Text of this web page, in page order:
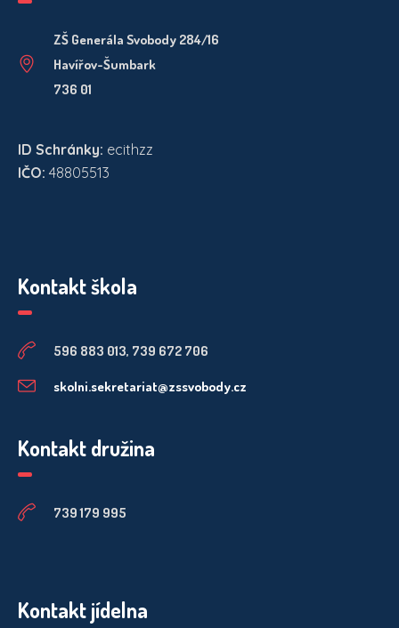
ZŠ Generála Svobody 284/16
Havířov-Šumbark
736 01
ID Schránky: ecithzz
IČO: 48805513
Kontakt škola
596 883 013, 739 672 706
skolni.sekretariat@zssvobody.cz
Kontakt družina
739 179 995
Kontakt jídelna